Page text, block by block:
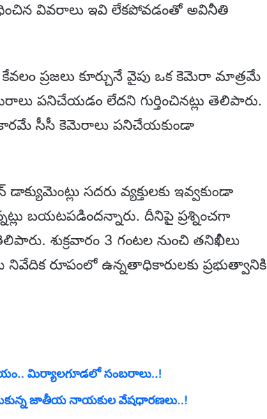
వివరాలు ఇవి లేకపోవడంతో అవినీతి
ప్రజలు కూర్చునే వైపు ఒక కెమెరా మాత్రమే
పనిచేయడం లేదని గుర్తించినట్లు తెలిపారు.
సీసీ కెమెరాలు పనిచేయకుండా
సదరు వ్యక్తులకు ఇవ్వకుండా
బయటపడిందన్నారు. దీనిపై ప్రశ్నించగా
శుక్రవారం 3 గంటల నుంచి తనిఖీలు
రూపంలో ఉన్నతాధికారులకు ప్రభుత్వానికి
మిర్యాలగూడలో సంబరాలు..!
జాతీయ నాయకుల వేషధారణలు..!